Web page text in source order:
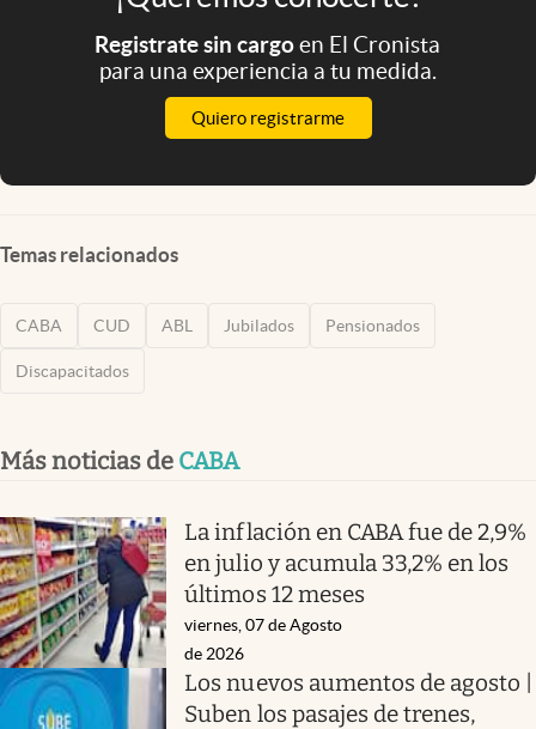
Registrate sin cargoen El Cronista
para una experiencia a tu medida.
Quiero registrarme
Temas relacionados
CABA CUD ABL Jubilados Pensionados
Discapacitados
Más noticias de CABA
La inflación en CABA fue de 2,9%
en julio y acumula 33,2% en los
últimos 12 meses
viernes, 07 de Agosto
de 2026
Los nuevos aumentos de agosto |
Suben los pasajes de trenes,